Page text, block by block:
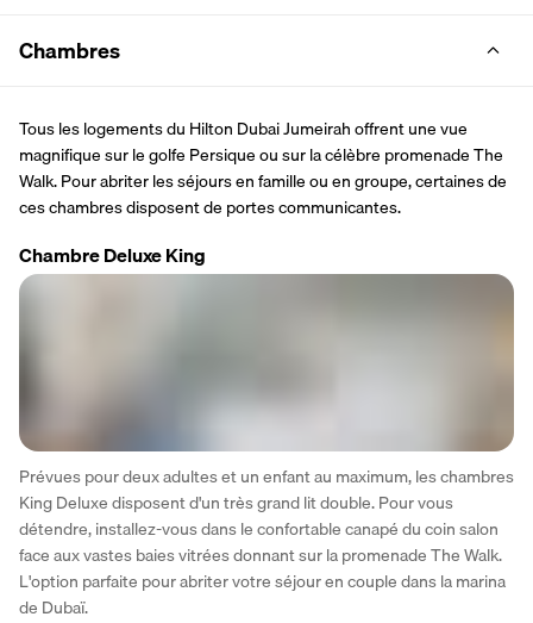
Chambres
Tous les logements du Hilton Dubai Jumeirah offrent une vue
magnifique sur le golfe Persique ou sur la célèbre promenade The
Walk. Pour abriter les séjours en famille ou en groupe, certaines de
ces chambres disposent de portes communicantes.
Chambre Deluxe King
Prévues pour deux adultes et un enfant au maximum, les chambres
King Deluxe disposent d'un très grand lit double. Pour vous
détendre, installez-vous dans le confortable canapé du coin salon
face aux vastes baies vitrées donnant sur la promenade The Walk.
L'option parfaite pour abriter votre séjour en couple dans la marina
de Dubaï.